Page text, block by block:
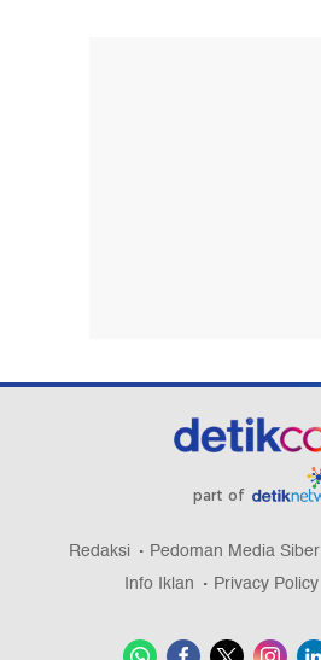
part of
Redaksi Pedoman Media Siber
Info Iklan
Privacy Policy